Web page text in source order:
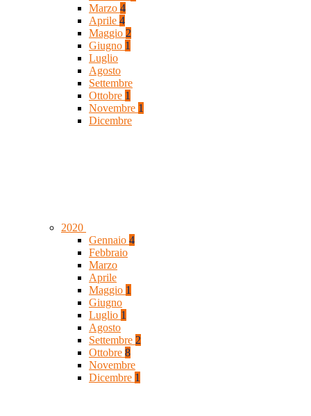
Marzo 4
Aprile 4
Maggio 2
Giugno 1
Luglio
Agosto
Settembre
Ottobre 1
Novembre 1
Dicembre
2020
Gennaio 4
Febbraio
Marzo
Aprile
Maggio 1
Giugno
Luglio 1
Agosto
Settembre 2
Ottobre 8
Novembre
Dicembre 1